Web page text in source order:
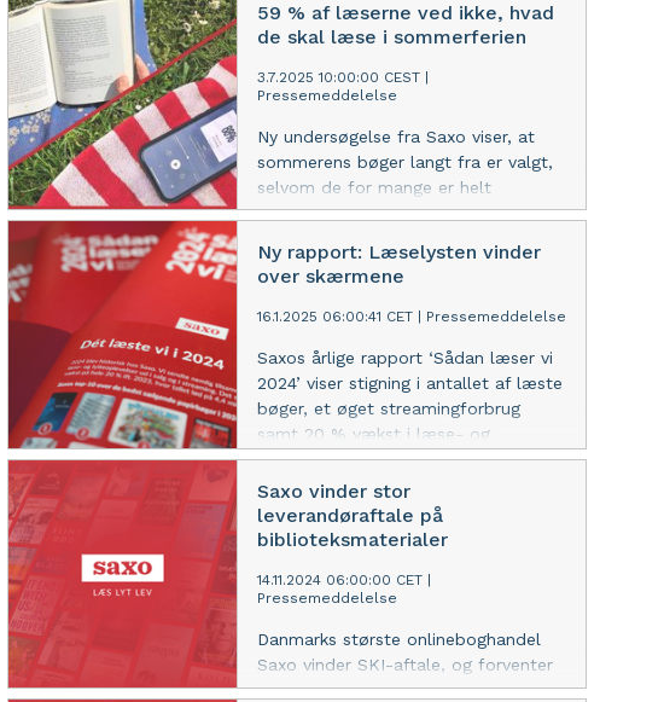
forventer 55 % at købe flere bøger,
hvis afskaffelsen af bogmomsen
fører til lavere bogpriser. Effekten er
særlig tydelig blandt unge læsere
59 % af læserne ved ikke, hvad
de skal læse i sommerferien
3.7.2025 10:00:00 CEST
Pressemeddelelse
Ny undersøgelse fra Saxo viser, at
sommerens bøger langt fra er valgt,
selvom de for mange er helt
uundværlige.
Ny rapport: Læselysten vinder
over skærmene
16.1.2025 06:00:41 CET Pressemeddelelse
Saxos årlige rapport ‘Sådan læser vi
2024’ viser stigning i antallet af læste
bøger, et øget streamingforbrug
samt 20 % vækst i læse- og
lytteoplevelser leveret af Saxo.
Samtidig angiver flere læsere at have
læst mere. Dette til trods for en hård
konkurrence fra telefoner, som 40 %
læsning.
Saxo vinder stor
leverandøraftale på
biblioteksmaterialer
14.11.2024 06:00:00 CET
Pressemeddelelse
Danmarks største onlineboghandel
Saxo vinder SKI-aftale, og forventer
årligt at levere op mod en halv